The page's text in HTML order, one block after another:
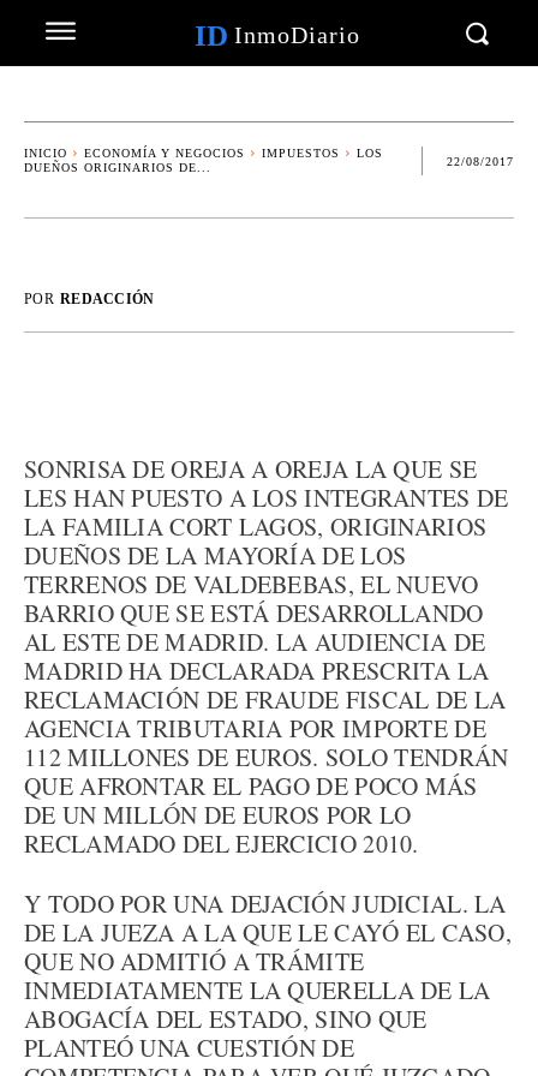
ID InmoDiario
INICIO ECONOMÍA Y NEGOCIOS IMPUESTOS
LOS
DUEÑOS ORIGINARIOS DE...
22/08/2017
POR REDACCIÓN
SONRISA DE OREJA A OREJA LA QUE SE
LES HAN PUESTO A LOS INTEGRANTES DE
LA FAMILIA CORT LAGOS, ORIGINARIOS
DUEÑOS DE LA MAYORÍA DE LOS
TERRENOS DE VALDEBEBAS, EL NUEVO
BARRIO QUE SE ESTÁ DESARROLLANDO
AL ESTE DE MADRID. LA AUDIENCIA DE
MADRID HA DECLARADA PRESCRITA LA
RECLAMACIÓN DE FRAUDE FISCAL DE LA
AGENCIA TRIBUTARIA POR IMPORTE DE
112 MILLONES DE EUROS. SOLO TENDRÁN
QUE AFRONTAR EL PAGO DE POCO MÁS
DE UN MILLÓN DE EUROS POR LO
RECLAMADO DEL EJERCICIO 2010.
Y TODO POR UNA DEJACIÓN JUDICIAL. LA
DE LA JUEZA A LA QUE LE CAYÓ EL CASO,
QUE NO ADMITIÓ A TRÁMITE
INMEDIATAMENTE LA QUERELLA DE LA
ABOGACÍA DEL ESTADO, SINO QUE
PLANTEÓ UNA CUESTIÓN DE